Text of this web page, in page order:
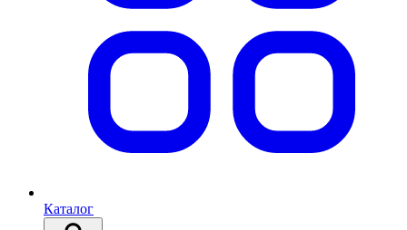
Каталог